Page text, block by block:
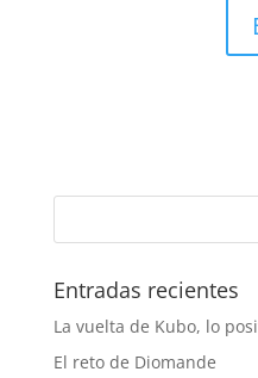
Entradas recientes
La vuelta de Kubo, lo
El reto de Diomande